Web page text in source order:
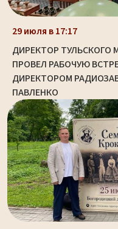
29 июля в 17:17
ДИРЕКТОР ТУЛЬСКОГО
ПРОВЕЛ РАБОЧУЮ
ДИРЕКТОРОМ
ПАВЛЕНКО